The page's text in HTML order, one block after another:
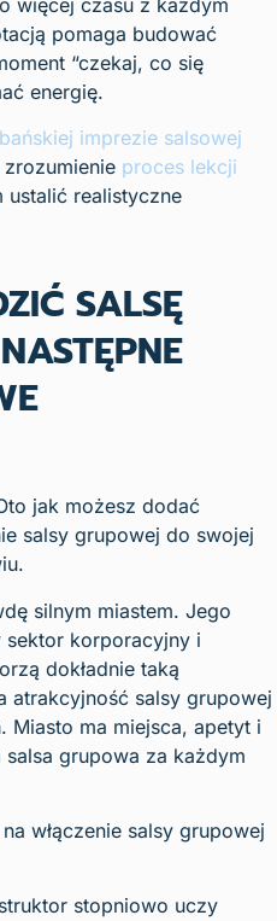
pomaga budować
“czekaj, co się
energię.
imprezie salsowej
proces lekcji
ustalić realistyczne
SALSĘ
jak możesz dodać
salsy grupowej do swojej
silnym miastem. Jego
sektor korporacyjny i
dokładnie taką
atrakcyjność salsy grupowej
Miasto ma miejsca, apetyt i
grupowa za każdym
włączenie salsy grupowej
stopniowo uczy